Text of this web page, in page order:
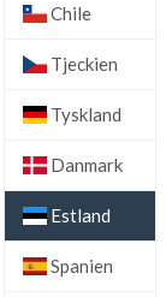
Chile
Tjeckien
Tyskland
Danmark
Estland
Spanien